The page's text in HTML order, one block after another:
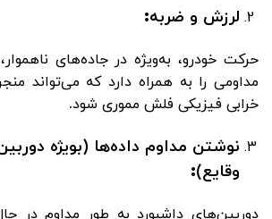
لرزش و ضربه:
حرکت خودرو، به‌ویژه در جاده‌های
مداومی را به همراه دارد که می‌تواند
خرابی فیزیکی فلش مموری شود.
نوشتن مداوم داده‌ها (بویژه
وقایع):
دوربین‌های داشبورد به طور مداوم در